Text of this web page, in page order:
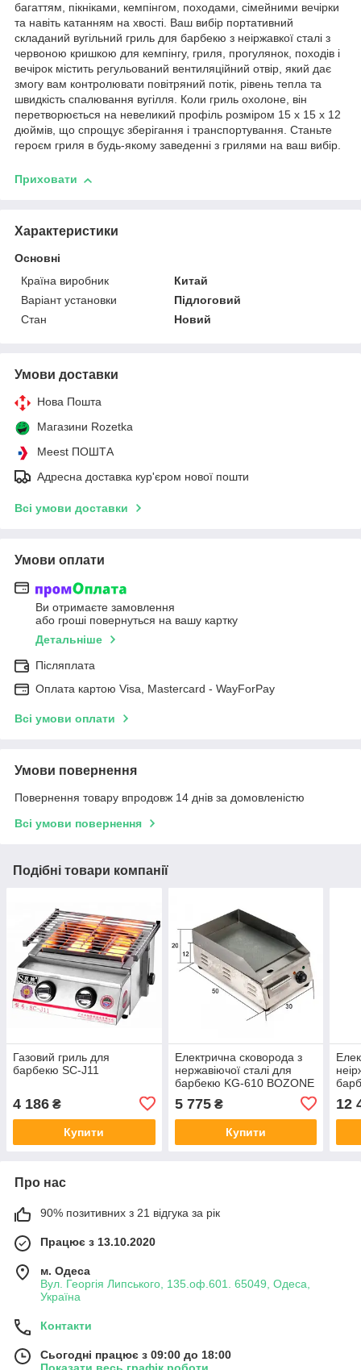
багаттям, пікніками, кемпінгом, походами, сімейними вечірки
та навіть катанням на хвості. Ваш вибір портативний
складаний вугільний гриль для барбекю з неіржавкої сталі з
червоною кришкою для кемпінгу, гриля, прогулянок, походів і
вечірок містить регульований вентиляційний отвір, який дає
змогу вам контролювати повітряний потік, рівень тепла та
швидкість спалювання вугілля. Коли гриль охолоне, він
перетворюється на невеликий профіль розміром 15 x 15 x 12
дюймів, що спрощує зберігання і транспортування. Станьте
героєм гриля в будь-якому заведенні з грилями на ваш вибір.
Приховати
Характеристики
Основні
Країна виробник
Китай
Варіант установки
Підлоговий
Стан
Новий
Умови доставки
Нова Пошта
Магазини Rozetka
Meest ПОШТА
Адресна доставка кур'єром нової пошти
Всі умови доставки
Умови оплати
Ви отримаєте замовлення
або гроші повернуться на вашу картку
Детальніше
Післяплата
Оплата картою Visa, Mastercard - WayForPay
Всі умови оплати
Умови повернення
Повернення товару впродовж 14 днів за домовленістю
Всі умови повернення
Подібні товари компанії
Газовий гриль для
барбекю SC-J11
4 186 ₴
Купити
Електрична сковорода з
нержавіючої сталі для
барбекю KG-610 BOZONE
5 775₴
Купити
12
Про нас
90% позитивних з 21 відгука за рік
Працює з 13.10.2020
м. Одеса
Вул. Георгія Липського, 135.оф.601. 65049, Одеса,
Україна
Контакти
Сьогодні працює з 09:00 до 18:00
Показати весь графік роботи